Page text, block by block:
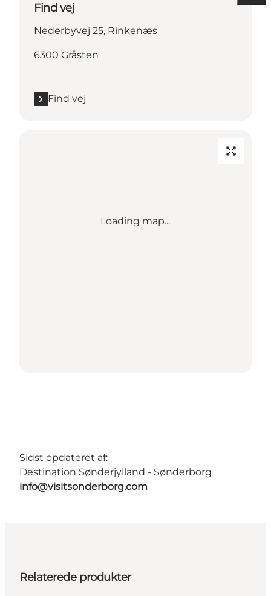
Find vej
Nederbyvej 25, Rinkenæs
6300 Gråsten
Find vej
Loading map...
Sidst opdateret af:
Destination Sønderjylland - Sønderborg
info@visitsonderborg.com
Relaterede produkter